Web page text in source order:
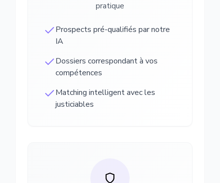
pratique
Prospects pré-qualifiés par notre
IA
Dossiers correspondant à vos
compétences
Matching intelligent avec les
justiciables